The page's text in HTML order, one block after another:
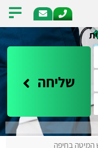
שליחה
בחיפה